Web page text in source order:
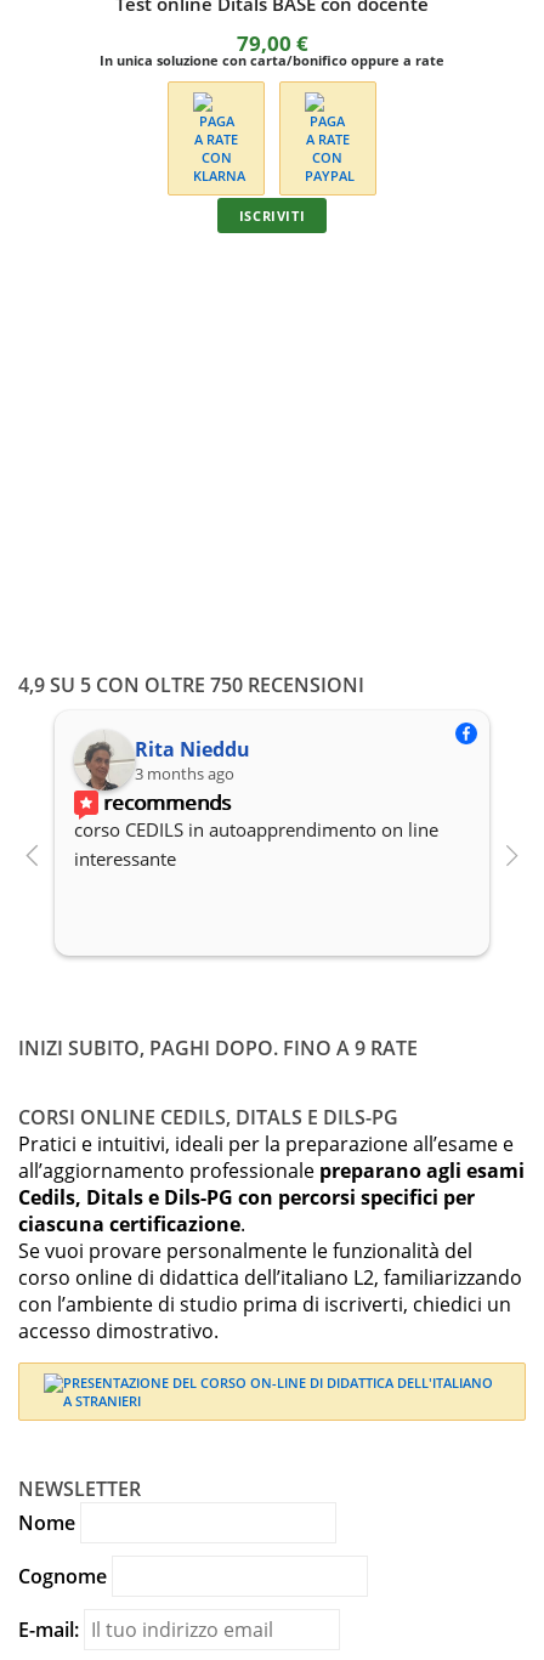
4,9 SU 5 CON OLTRE 750 RECENSIONI
Rita Nieddu
3 months ago
recommends
corso CEDILS in autoapprendimento on line
interessante
INIZI SUBITO, PAGHI DOPO. FINO A 9 RATE
CORSI ONLINE CEDILS, DITALS E DILS-PG
Pratici e intuitivi, ideali per la preparazione all’esame e
all’aggiornamento professionale preparano agli esami
Cedils, Ditals e Dils-PG con percorsi specifici per
ciascuna certificazione.
Se vuoi provare personalmente le funzionalità del
corso online di didattica dell’italiano L2, familiarizzando
con l’ambiente di studio prima di iscriverti, chiedici un
accesso dimostrativo.
NEWSLETTER
Nome
Cognome
E-mail: